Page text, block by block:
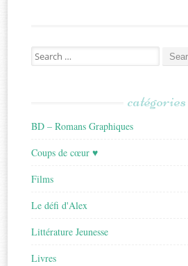
Search
for:
catégories
BD – Romans Graphiques
Coups de cœur ♥
Films
Le défi d'Alex
Littérature Jeunesse
Livres